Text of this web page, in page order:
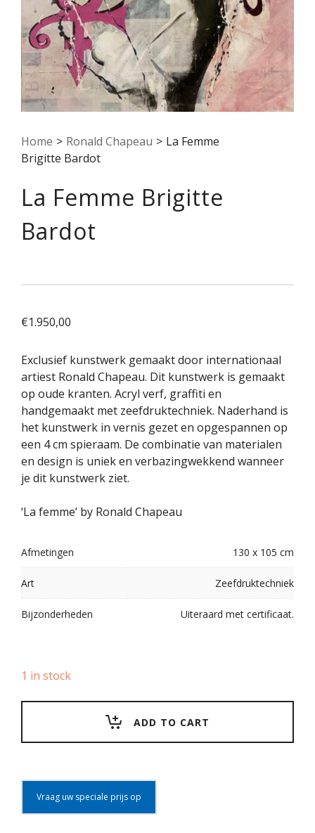
Home > Ronald Chapeau > La Femme
Brigitte Bardot
La Femme Brigitte
Bardot
€1.950,00
Exclusief kunstwerk gemaakt door internationaal
artiest Ronald Chapeau. Dit kunstwerk is gemaakt
op oude kranten. Acryl verf, graffiti en
handgemaakt met zeefdruktechniek. Naderhand is
het kunstwerk in vernis gezet en opgespannen op
een 4 cm spieraam. De combinatie van materialen
en design is uniek en verbazingwekkend wanneer
je dit kunstwerk ziet.
‘La femme’ by Ronald Chapeau
Afmetingen 130 x 105 cm
Art Zeefdruktechniek
Bijzonderheden Uiteraard met certificaat.
1 in stock
ADD TO CART
Vraag uw speciale prijs op